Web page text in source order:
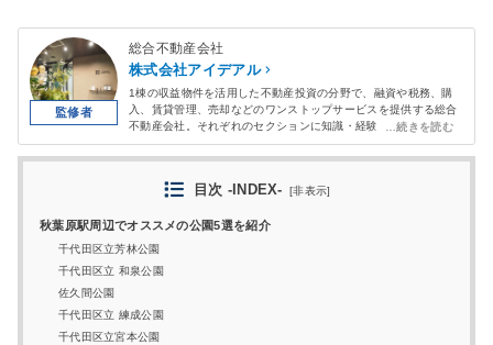
総合不動産会社
株式会社アイデアル
1棟の収益物件を活用した不動産投資の分野で、融資や税務、購
入、賃貸管理、売却などのワンストップサービスを提供する総合
不動産会社。それぞれのセクションに知識・経験が豊富な専門メ
ンバーがおり、長期的な顧客サポート体制を構築している。
目次 -INDEX- [非表示]
秋葉原駅周辺でオススメの公園5選を紹介
千代田区立芳林公園
千代田区立 和泉公園
佐久間公園
千代田区立 練成公園
千代田区立宮本公園